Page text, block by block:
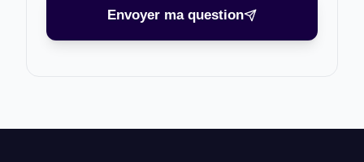
Envoyer ma question